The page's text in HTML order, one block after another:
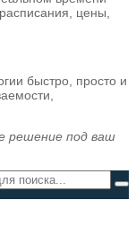
цены,
быстро, просто и
решение под ваш